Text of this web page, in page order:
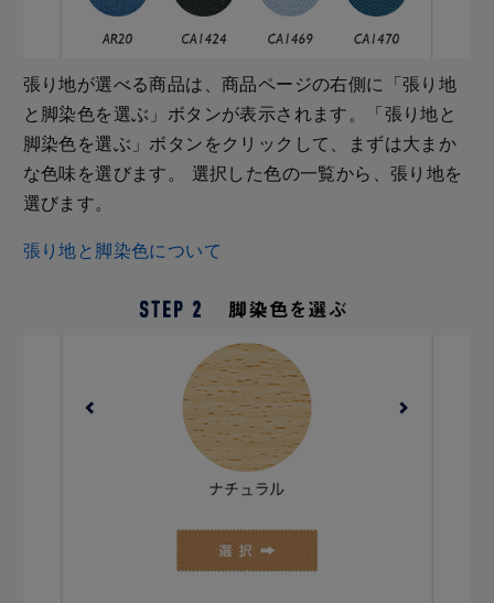
張り地が選べる商品は、商品ページの右側に「張り地
と脚染色を選ぶ」ボタンが表示されます。「張り地と
脚染色を選ぶ」ボタンをクリックして、まずは大まか
な色味を選びます。 選択した色の一覧から、張り地を
選びます。
張り地と脚染色について